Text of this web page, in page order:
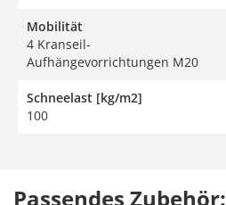
Mobilität
4 Kranseil-
Aufhängevorrichtungen M20
Schneelast [kg/m2]
100
Passendes Zubehör: